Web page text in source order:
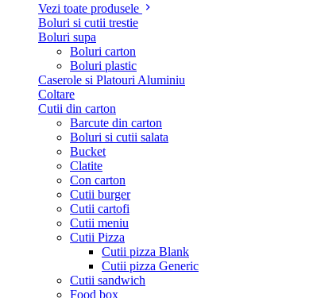
Vezi toate produsele
Boluri si cutii trestie
Boluri supa
Boluri carton
Boluri plastic
Caserole si Platouri Aluminiu
Coltare
Cutii din carton
Barcute din carton
Boluri si cutii salata
Bucket
Clatite
Con carton
Cutii burger
Cutii cartofi
Cutii meniu
Cutii Pizza
Cutii pizza Blank
Cutii pizza Generic
Cutii sandwich
Food box